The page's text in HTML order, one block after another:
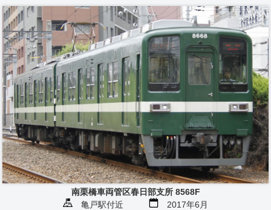
南栗橋車両管区春日部支所 8568F
亀戸駅付近
2017年6月